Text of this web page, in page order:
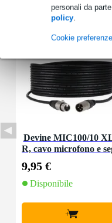
personali da
policy.
Cookie preferenze
Accessori (28)
Devine MIC100/10
R, cavo microfono e
9,95 €
Disponibile
+